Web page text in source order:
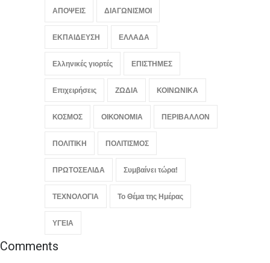
ΟΙΚΟΝΟΜΙΑ
August 8, 2026
ΑΠΟΨΕΙΣ ΔΙΑΓΩΝΙΣΜΟΙ
ΕΚΠΑΙΔΕΥΣΗ ΕΛΛΑΔΑ
Ελληνικές γιορτές ΕΠΙΣΤΗΜΕΣ
Επιχειρήσεις ΖΩΔΙΑ ΚΟΙΝΩΝΙΚΑ
ΚΟΣΜΟΣ ΟΙΚΟΝΟΜΙΑ ΠΕΡΙΒΑΛΛΟΝ
ΠΟΛΙΤΙΚΗ ΠΟΛΙΤΙΣΜΟΣ
ΠΡΩΤΟΣΕΛΙΔΑ Συμβαίνει τώρα!
ΤΕΧΝΟΛΟΓΙΑ Το Θέμα της Ημέρας
ΥΓΕΙΑ
Comments